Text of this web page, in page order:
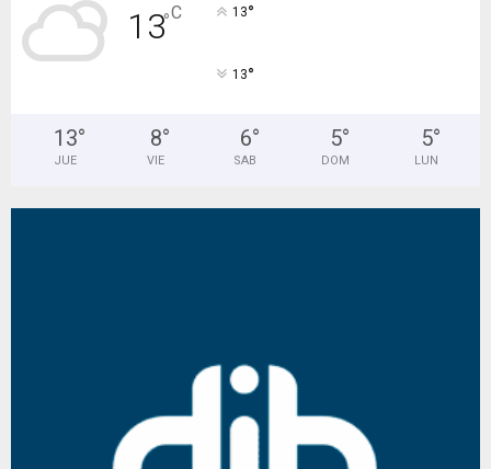
13°C 13°
13°
13°
JUE
8°
VIE
6°
SAB
5°
DOM
5°
LUN